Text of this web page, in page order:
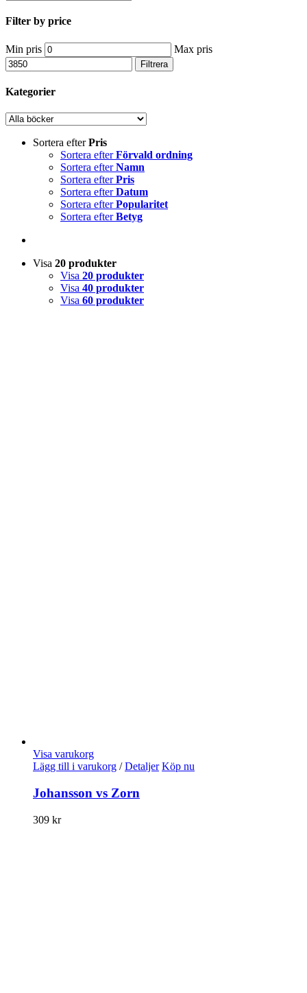
Filter by price
Min pris Max pris
Filtrera
Kategorier
Sortera efterPris
Sortera efterFörvald ordning
Sortera efterNamn
Sortera efterPris
Sortera efterDatum
Sortera efterPopularitet
Sortera efterBetyg
Visa 20 produkter
Visa 20 produkter
Visa 40 produkter
Visa 60 produkter
Visa varukorg
Lägg till i varukorg / Detaljer Köp nu
Johansson vs Zorn
309 kr